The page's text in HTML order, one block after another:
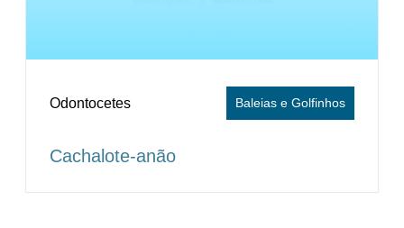
Baleias e Golfinhos
Odontocetes
Cachalote-anão